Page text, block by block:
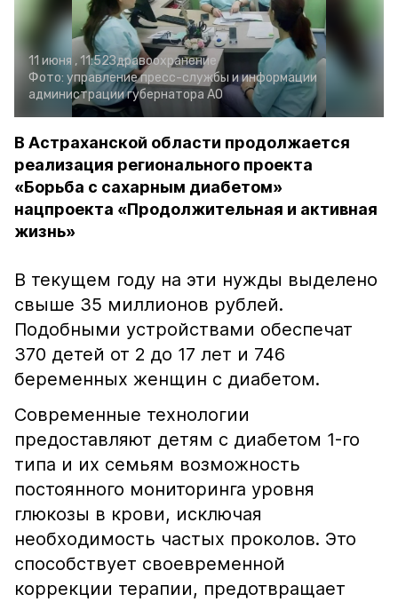
11 июня , 11:52Здравоохранение
Фото: управление пресс-службы и информации
администрации губернатора АО
В Астраханской области продолжается
реализация регионального проекта
«Борьба с сахарным диабетом»
нацпроекта «Продолжительная и активная
жизнь»
В текущем году на эти нужды выделено
свыше 35 миллионов рублей.
Подобными устройствами обеспечат
370 детей от 2 до 17 лет и 746
беременных женщин с диабетом.
Современные технологии
предоставляют детям с диабетом 1-го
типа и их семьям возможность
постоянного мониторинга уровня
глюкозы в крови, исключая
необходимость частых проколов. Это
способствует своевременной
коррекции терапии, предотвращает